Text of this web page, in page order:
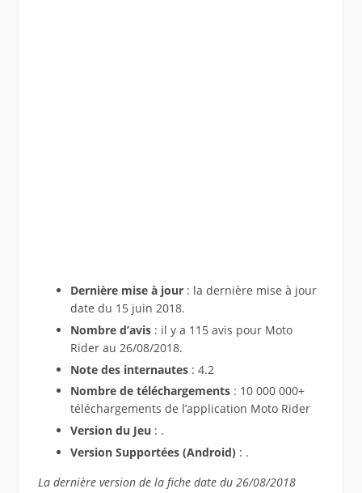
Dernière mise à jour: la dernière mise à jour
date du 15 juin 2018.
Nombre d’avis: il y a 115 avis pour Moto
Rider au 26/08/2018.
Note des internautes: 4.2
Nombre de téléchargements : 10 000 000+
téléchargements de l’application Moto Rider
Version du Jeu : .
Version Supportées (Android): .
La dernière version de la fiche date du 26/08/2018